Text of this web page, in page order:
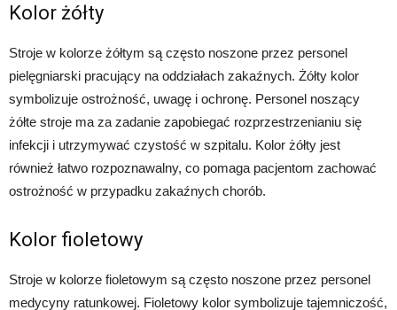
Kolor żółty
Stroje w kolorze żółtym są często noszone przez personel
pielęgniarski pracujący na oddziałach zakaźnych. Żółty kolor
symbolizuje ostrożność, uwagę i ochronę. Personel noszący
żółte stroje ma za zadanie zapobiegać rozprzestrzenianiu się
infekcji i utrzymywać czystość w szpitalu. Kolor żółty jest
również łatwo rozpoznawalny, co pomaga pacjentom zachować
ostrożność w przypadku zakaźnych chorób.
Kolor fioletowy
Stroje w kolorze fioletowym są często noszone przez personel
medycyny ratunkowej. Fioletowy kolor symbolizuje tajemniczość,